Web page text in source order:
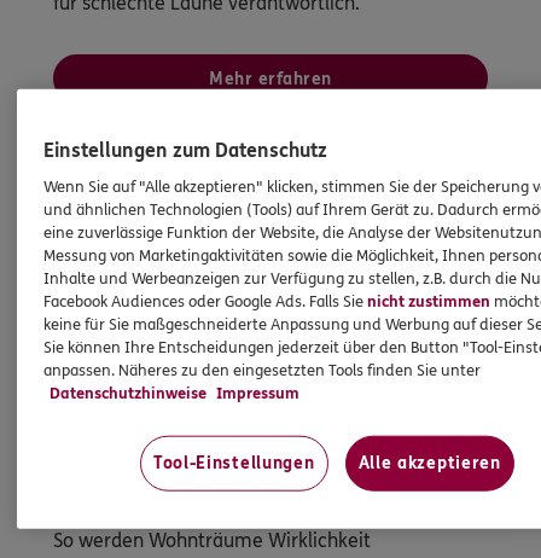
Mehr erfahren
So werden Wohnträume Wirklichkeit
Einstellungen zum Datenschutz
Wenn Sie auf "Alle akzeptieren" klicken, stimmen Sie der Speicherung
und ähnlichen Technologien (Tools) auf Ihrem Gerät zu. Dadurch
eine zuverlässige Funktion der Website, die Analyse der
Messung von Marketingaktivitäten sowie die Möglichkeit, Ihnen
Inhalte und Werbeanzeigen zur Verfügung zu stellen, z.B. durch die
Facebook Audiences oder Google Ads. Falls Sienicht zustimmen
keine für Sie maßgeschneiderte Anpassung und Werbung auf dieser
Sie können Ihre Entscheidungen jederzeit über den Button "Tool-
anpassen. Näheres zu den eingesetzten Tools finden Sie unter
Datenschutzhinweise Impressum
Tool-Einstellungen Alle akzeptieren